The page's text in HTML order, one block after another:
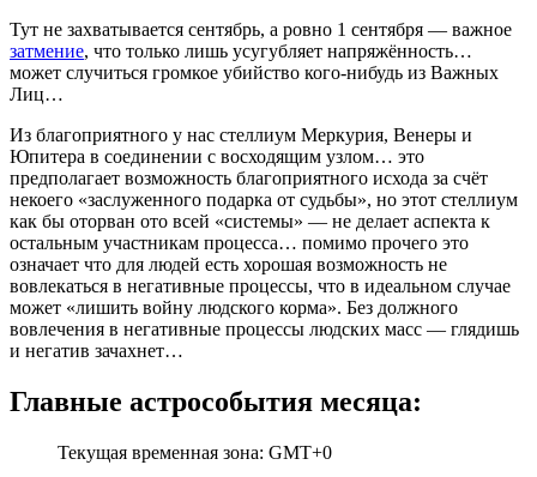
Тут не захватывается сентябрь, а ровно 1 сентября — важное
затмение, что только лишь усугубляет напряжённость…
может случиться громкое убийство кого-нибудь из Важных
Лиц…
Из благоприятного у нас стеллиум Меркурия, Венеры и
Юпитера в соединении с восходящим узлом… это
предполагает возможность благоприятного исхода за счёт
некоего «заслуженного подарка от судьбы», но этот стеллиум
как бы оторван ото всей «системы» — не делает аспекта к
остальным участникам процесса… помимо прочего это
означает что для людей есть хорошая возможность не
вовлекаться в негативные процессы, что в идеальном случае
может «лишить войну людского корма». Без должного
вовлечения в негативные процессы людских масс — глядишь
и негатив зачахнет…
Главные астрособытия месяца:
Текущая временная зона: GMT+0